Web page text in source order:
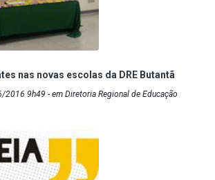
nas novas escolas da DRE Butantã
9h49 - em Diretoria Regional de Educação